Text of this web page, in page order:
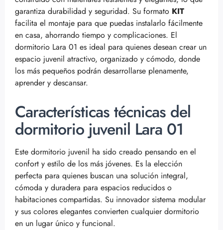
garantiza durabilidad y seguridad. Su formato KIT
facilita el montaje para que puedas instalarlo fácilmente
en casa, ahorrando tiempo y complicaciones. El
dormitorio Lara 01 es ideal para quienes desean crear un
espacio juvenil atractivo, organizado y cómodo, donde
los más pequeños podrán desarrollarse plenamente,
aprender y descansar.
Características técnicas del
dormitorio juvenil Lara 01
Este dormitorio juvenil ha sido creado pensando en el
confort y estilo de los más jóvenes. Es la elección
perfecta para quienes buscan una solución integral,
cómoda y duradera para espacios reducidos o
habitaciones compartidas. Su innovador sistema modular
y sus colores elegantes convierten cualquier dormitorio
en un lugar único y funcional.